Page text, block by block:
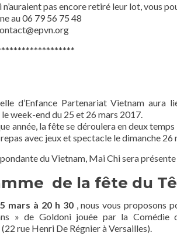
n’auraient pas encore retiré leur lot, vous
au 06 79 56 75 48
d’Enfance Partenariat Vietnam aura
week-end du 25 et 26 mars 2017.
année, la fête se déroulera en deux
avec jeux et spectacle le dimanche 26
du Vietnam, Mai Chi sera
de la fête du
mars à 20 h 30, nous vous proposons
» de Goldoni jouée par la Comédie
rue Henri De Régnier à Versailles).